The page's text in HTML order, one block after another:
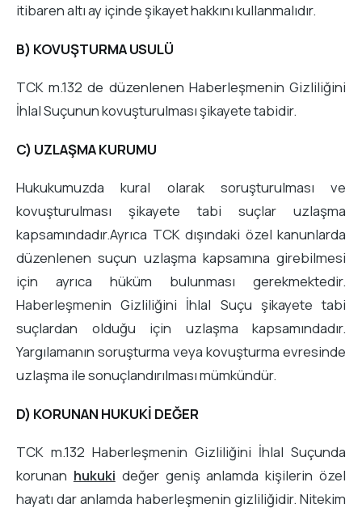
itibaren altı ay içinde şikayet hakkını kullanmalıdır.
B) KOVUŞTURMA USULÜ
TCK m.132 de düzenlenen Haberleşmenin Gizliliğini
İhlal Suçunun kovuşturulması şikayete tabidir.
C) UZLAŞMA KURUMU
Hukukumuzda kural olarak soruşturulması ve
kovuşturulması şikayete tabi suçlar uzlaşma
kapsamındadır.Ayrıca TCK dışındaki özel kanunlarda
düzenlenen suçun uzlaşma kapsamına girebilmesi
için ayrıca hüküm bulunması gerekmektedir.
Haberleşmenin Gizliliğini İhlal Suçu şikayete tabi
suçlardan olduğu için uzlaşma kapsamındadır.
Yargılamanın soruşturma veya kovuşturma evresinde
uzlaşma ile sonuçlandırılması mümkündür.
D) KORUNAN HUKUKİ DEĞER
TCK m.132 Haberleşmenin Gizliliğini İhlal Suçunda
korunan hukuki değer geniş anlamda kişilerin özel
hayatı dar anlamda haberleşmenin gizliliğidir. Nitekim